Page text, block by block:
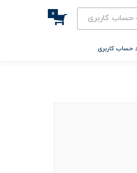
حساب کاربری 0
حساب کاربری